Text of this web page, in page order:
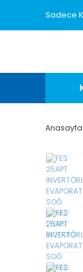
Sadece
Anasayfa